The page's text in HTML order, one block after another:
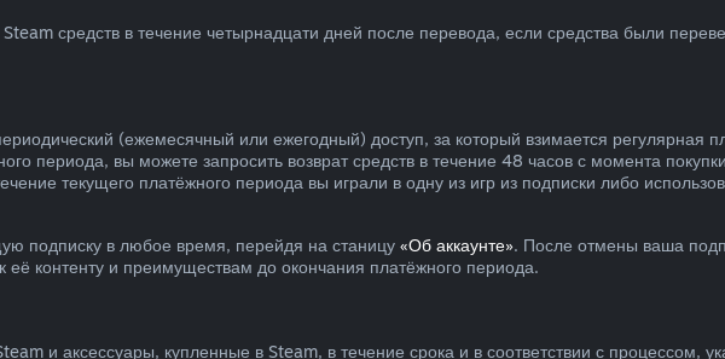
средств в течение четырнадцати дней после перевода, если средства были
(ежемесячный или ежегодный) доступ, за который взимается регулярная
периода, вы можете запросить возврат средств в течение 48 часов с момента
текущего платёжного периода вы играли в одну из игр из подписки либо
подписку в любое время, перейдя на станицу «Об аккаунте». После отмены ваша
её контенту и преимуществам до окончания платёжного периода.
и аксессуары, купленные в Steam, в течение срока и в соответствии с процессом,